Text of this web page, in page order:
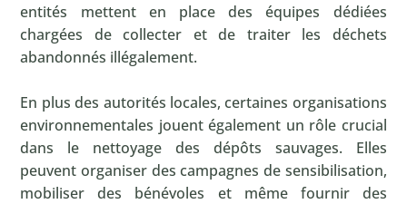
entités mettent en place des équipes dédiées
chargées de collecter et de traiter les déchets
abandonnés illégalement.
En plus des autorités locales, certaines organisations
environnementales jouent également un rôle crucial
dans le nettoyage des dépôts sauvages. Elles
peuvent organiser des campagnes de sensibilisation,
mobiliser des bénévoles et même fournir des